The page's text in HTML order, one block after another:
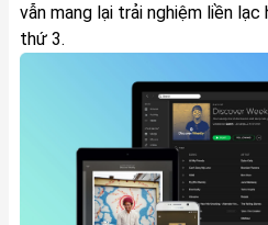
vẫn mang lại trải nghiệm liền
thứ 3.